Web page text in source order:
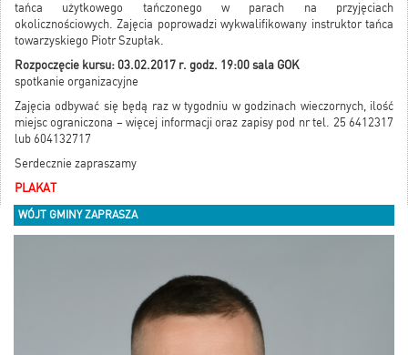
tańca użytkowego tańczonego w parach na przyjęciach
okolicznościowych. Zajęcia poprowadzi wykwalifikowany instruktor tańca
towarzyskiego Piotr Szupłak.
Rozpoczęcie kursu: 03.02.2017 r. godz. 19:00 sala GOK
spotkanie organizacyjne
Zajęcia odbywać się będą raz w tygodniu w godzinach wieczornych, ilość
miejsc ograniczona – więcej informacji oraz zapisy pod nr tel. 25 6412317
lub 604132717
Serdecznie zapraszamy
PLAKAT
WÓJT GMINY ZAPRASZA